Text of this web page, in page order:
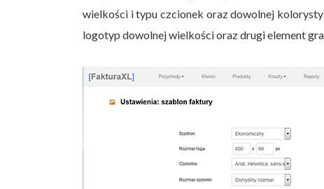
wielkości i typu czcionek oraz dowolnej
logotyp dowolnej wielkości oraz drugi element